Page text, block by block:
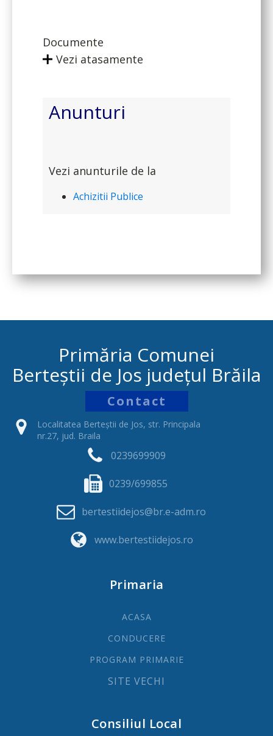
Documente
Vezi atasamente
Anunturi
Vezi anunturile de la
Achizitii Publice
Primăria Comunei
Berteștii de Jos județul Brăila
Contact
Localitatea Berteștii de Jos, str. Principala
nr.27, jud. Braila
0239699909
0239/699855
bertestiidejos@br.e-adm.ro
www.bertestiidejos.ro
Primaria
ACASA
CONDUCERE
PROGRAM PRIMARIE
SITE VECHI
Consiliul Local